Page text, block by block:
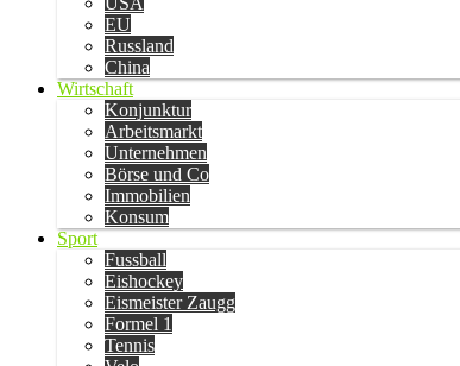
EU
Russland
China
Wirtschaft
Konjunktur
Arbeitsmarkt
Unternehmen
Börse und Co
Immobilien
Konsum
Sport
Fussball
Eishockey
Eismeister Zaugg
Formel 1
Tennis